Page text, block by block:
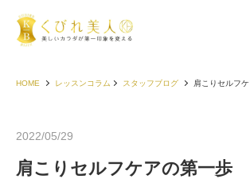
HOME レッスンコラム スタッフブログ 肩こりセルフケ
2022/05/29
肩こりセルフケアの第一歩